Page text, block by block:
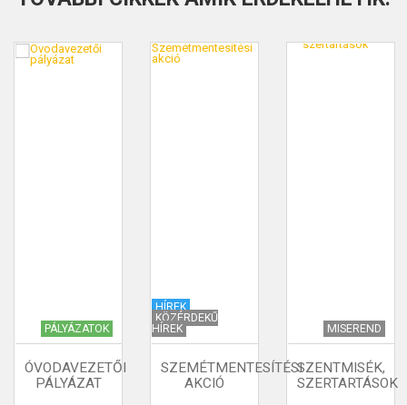
PÁLYÁZATOK
ÓVODAVEZETŐI
PÁLYÁZAT
HÍREK
KÖZÉRDEKŰ
HÍREK
SZEMÉTMENTESÍTÉSI
AKCIÓ
MISEREND
SZENTMISÉK,
SZERTARTÁSOK